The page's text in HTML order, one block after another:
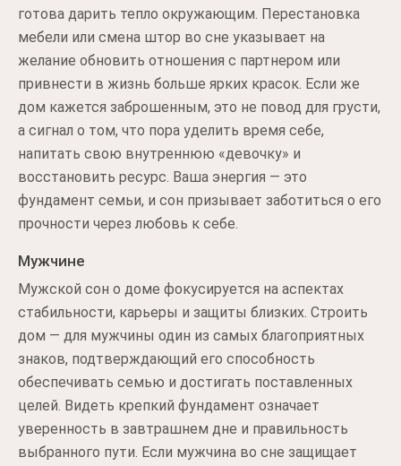
готова дарить тепло окружающим. Перестановка
мебели или смена штор во сне указывает на
желание обновить отношения с партнером или
привнести в жизнь больше ярких красок. Если же
дом кажется заброшенным, это не повод для грусти,
а сигнал о том, что пора уделить время себе,
напитать свою внутреннюю «девочку» и
восстановить ресурс. Ваша энергия — это
фундамент семьи, и сон призывает заботиться о его
прочности через любовь к себе.
Мужчине
Мужской сон о доме фокусируется на аспектах
стабильности, карьеры и защиты близких. Строить
дом — для мужчины один из самых благоприятных
знаков, подтверждающий его способность
обеспечивать семью и достигать поставленных
целей. Видеть крепкий фундамент означает
уверенность в завтрашнем дне и правильность
выбранного пути. Если мужчина во сне защищает